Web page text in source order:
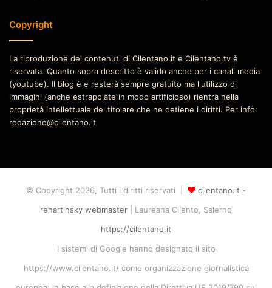
Copyright
La riproduzione dei contenuti di Cilentano.it e Cilentano.tv è
riservata. Quanto sopra descritto è valido anche per i canali media
(youtube). Il blog è e resterà sempre gratuito ma l'utilizzo di
immagini (anche estrapolate in modo artificioso) rientra nella
proprietà intellettuale del titolare che ne detiene i diritti. Per info:
redazione@cilentano.it
© Copyright 2026, Tutti i diritti riservati |
cilentano.it -
renartinsky webmaster | Laureana Cilento, Salerno
https://cilentano.it
I sistemi di Google hanno designato il sito
https://www.cilentano.it/ come organizzazione giornalistica